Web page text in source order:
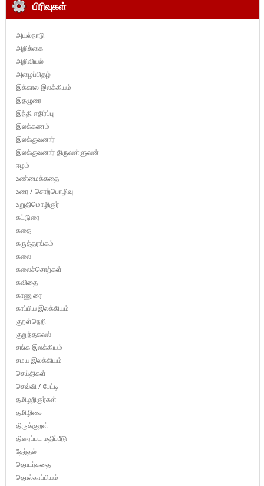
பிரிவுகள்
அயல்நாடு
அறிக்கை
அறிவியல்
அழைப்பிதழ்
இக்கால இலக்கியம்
இதழுரை
இந்தி எதிர்ப்பு
இலக்கணம்
இலக்குவனார்
இலக்குவனார் திருவள்ளுவன்
ஈழம்
உண்மைக்கதை
உரை / சொற்பொழிவு
உறுதிமொழிஞர்
கட்டுரை
கதை
கருத்தரங்கம்
கலை
கலைச்சொற்கள்
கவிதை
காணுரை
காப்பிய இலக்கியம்
குறள்நெறி
குறுந்தகவல்
சங்க இலக்கியம்
சமய இலக்கியம்
செய்திகள்
செவ்வி / பேட்டி
தமிழறிஞர்கள்
தமிழிசை
திருக்குறள்
திரைப்பட மதிப்பீடு
தேர்தல்
தொடர்கதை
தொல்காப்பியம்